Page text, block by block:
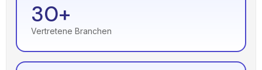
30+
Vertretene Branchen